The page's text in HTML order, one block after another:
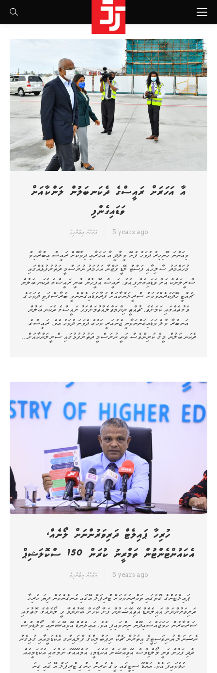
Search:
އާ އަހަރަށް ރައީސްގެ ދެކަނބަލުން ލަންކާއަށް
ވަޑައިގެންފި
އަޒްހާން އިބްރާހިމް 5 years ago
މިއަންނަ ހޮނިހިރު ދުވަހު ފެށޭ މީލާދީ އާ އަހަރާއި ދިމާކޮށް ރައީސް އިބްރާހިމް
މުހައްމަދު ޞާލިހާއި ފަސްޓް ލޭޑީ ފަޒްނާ އަހުމަދު ނުރަސްމީ ދަތުރުފުޅެއްގައި
ސްރީލަންކާ އަށް ވަޑައިގެންފި އެވެ. ރައީސް އޮފީހުން ބުނީ ރައީސްގެ ދެކަނބަލުން
ޗުއްޓީ ހޭދަކުރެއްވުމަށް ސްރީލަންކާއަށް ފުރާވަޑައިގެންނެވީ ބުރާސްފަތި ދުވަހުގެ
ވަގުތެއްގައި ކަމަށެވެ. ޗުއްޓީ ނިންމަވާލެއްވުމަށްފަހު ރައީސްގެ ދެކަނބަލުން
އަނބުރާ މާލެ ވަޑައިގަންނަވާނީ ޖެނުއަރީ މަހުގެ ދެވަނަ ދުވަހު އެވެ. ރައީސްގެ
ދެކަނބަލުން މީގެ ކުރިންވެސް ވަނީ ނުރަސްމީ ދަތުރުފުޅުގައި ސްރީލަންކާއަށް…
ހުރިހާ ޕައިލެޓް ދަރިވަރުންނަށް ލޯނެއް،
އެކައުންޓެންޓުން ތަމްރީނު ކުރަން 150 ސްކޮލަޝިޕް
އަޒްހާން އިބްރާހިމް 5 years ago
ޕައިލެޓުންގެ ގޮތުގައި ތަމްރީނުވުމަށް ޓްރިޕަލް އޭގައި އުނގެނެމުން ދިޔަ ހުރިހާ
ދަރިވަރުންނަށް އައިލެންޑް އޭވިއޭޝަނުން ފަށާ ކޯހަށް ބޭނުންވާ ފީ ލޯނެއްގެ ގޮތުގައި
ސަރުކާރުން ހަމަޖައްސައިދޭން ނިންމައިފި އެވެ. އައިލެންޑް އޭވިއޭޝަނާއި މޯލްޑިވްސް
ނެޝަނަލް ޔުނިވަސިޓީގެ އިތުރުން ޗެކް ރިޕަބްލިކްގެ ފްލައިންގ އެކެޑަމީއާއި ގުޅިގެން
ދާދި ފަހުން ވަނީ މޯލްޑިވްސް އޭވިއޭޝަން އެކެޑަމީ، އެމްއޭއޭގެ ނަމުގައި އެކެޑަމީއެއް
ހުޅުވައިފަ އެވެ. އައްޑޫ ސިޓީގައި މީގެ ކުރިން ހިންގި ޓްރިޕަލް އޭ ގައި ގިނަ